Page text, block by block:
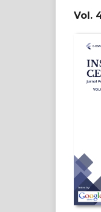
Vol.